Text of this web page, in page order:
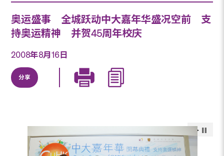
奥运盛事 全城跃动中大嘉年华盛况空前 支
持奥运精神 并贺45周年校庆
2008年8月16日
分享